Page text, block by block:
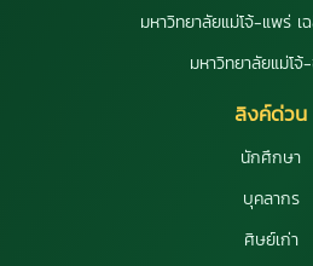
มหาวิทยาลัยแม่โจ้-แพร่ เ
มหาวิทยาลัยแม่โ
ลิงค์ด่วน
นักศึกษา
บุคลากร
ศิษย์เก่า